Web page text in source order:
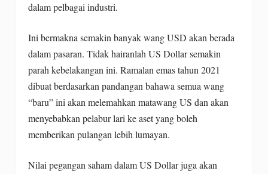
dalam pelbagai industri.
Ini bermakna semakin banyak wang USD akan berada
dalam pasaran. Tidak hairanlah US Dollar semakin
parah kebelakangan ini. Ramalan emas tahun 2021
dibuat berdasarkan pandangan bahawa semua wang
“baru” ini akan melemahkan matawang US dan akan
menyebabkan pelabur lari ke aset yang boleh
memberikan pulangan lebih lumayan.
Nilai pegangan saham dalam US Dollar juga akan